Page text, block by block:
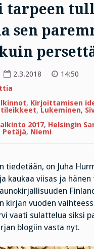
tarpeen
sen
2.3.2018
14:50
Hurmeen
teksti
silkkaa
barokkia
tarpeen
kartella
sen
paremmin
pillua
kuin
persettäkään
, Kirjoittamisen
, Lukeminen,
2017, Helsingin
Petäjä, Niemi
tiedetään, on Juha
kaukaa viisas ja hänen
kirjan vuoden
vaati sulattelua siksi
blogiin vasta nyt.